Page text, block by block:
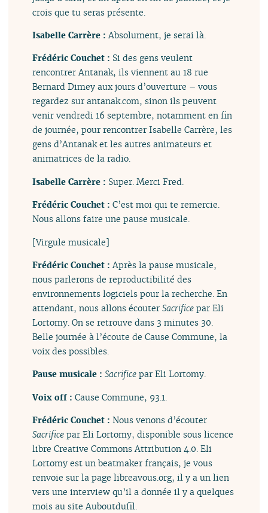
crois que tu seras présente.
Isabelle Carrère :Absolument, je serai là.
Frédéric Couchet : Si des gens veulent
rencontrer Antanak, ils viennent au 18 rue
Bernard Dimey aux jours d’ouverture – vous
regardez sur antanak.com, sinon ils peuvent
venir vendredi 16 septembre, notamment en fin
de journée, pour rencontrer Isabelle Carrère, les
gens d’Antanak et les autres animateurs et
animatrices de la radio.
Isabelle Carrère : Super. Merci Fred.
Frédéric Couchet :C’est moi qui te remercie.
Nous allons faire une pause musicale.
[Virgule musicale]
Frédéric Couchet :Après la pause musicale,
nous parlerons de reproductibilité des
environnements logiciels pour la recherche. En
attendant, nous allons écouterSacrifice par Eli
Lortomy. On se retrouve dans 3 minutes 30.
Belle journée à l’écoute de Cause Commune, la
voix des possibles.
Pause musicale :Sacrifice par Eli Lortomy.
Voix off :Cause Commune, 93.1.
Frédéric Couchet :Nous venons d’écouter
Sacrifice par Eli Lortomy, disponible sous licence
libre Creative Commons Attribution 4.0. Eli
Lortomy est un beatmaker français, je vous
renvoie sur la page libreavous.org, il y a un lien
vers une interview qu’il a donnée il y a quelques
mois au site Auboutdufil.